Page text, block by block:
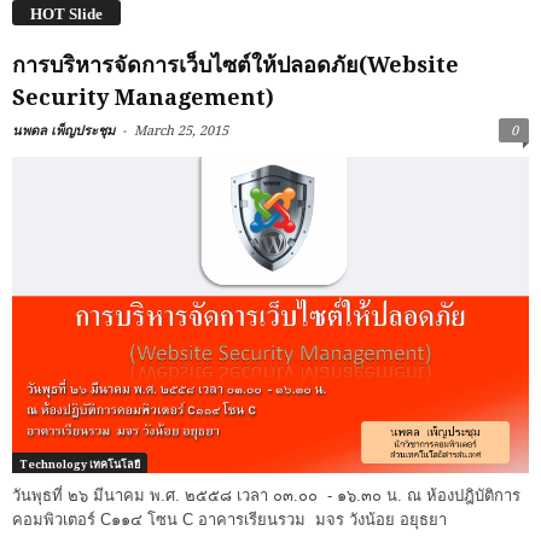
HOT Slide
การบริหารจัดการเว็บไซต์ให้ปลอดภัย(Website
Security Management)
นพดล เพ็ญประชุม - March 25, 2015 0
Technology เทคโนโลยี
วันพุธที่ ๒๖ มีนาคม พ.ศ. ๒๕๕๘ เวลา ๐๓.๐๐ - ๑๖.๓๐ น. ณ ห้องปฎิบัติการ
คอมพิวเตอร์ C๑๑๔ โซน C อาคารเรียนรวม มจร วังน้อย อยุธยา